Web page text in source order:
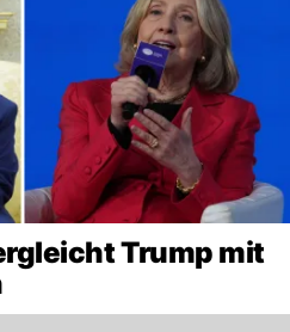
Trump mit